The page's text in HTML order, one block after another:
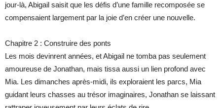
jour-là, Abigail saisit que les défis d’une famille recomposée se
compensaient largement par la joie d’en créer une nouvelle.
Chapitre 2 : Construire des ponts
Les mois devinrent années, et Abigail ne tomba pas seulement
amoureuse de Jonathan, mais tissa aussi un lien profond avec
Mia. Les dimanches après-midi, ils exploraient les parcs, Mia
guidant leurs chasses au trésor imaginaires, Jonathan se laissant